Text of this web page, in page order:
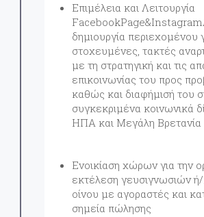
Επιμέλεια και Λειτουργία
δημιουργία περιεχομένου
στοχευμένες, τακτές
με τη στρατηγική και τις
επικοινωνίας του προς
καθώς και διαφήμισή του
συγκεκριμένα κοινωνικά
ΗΠΑ και Μεγάλη Βρετανία
Ενοικίαση χώρων για την
εκτέλεση γευσιγνωσιών
οίνου με αγοραστές και
σημεία πώλησης